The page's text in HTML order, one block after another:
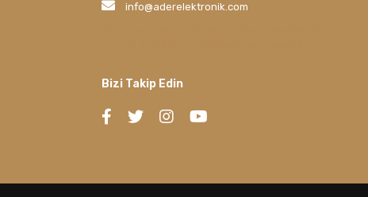
info@aderelektronik.com
Bizi Takip Edin